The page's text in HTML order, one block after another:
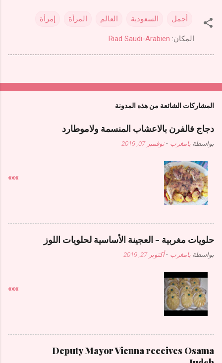
أجمل السعودية العالم المرأة إمرأة
المكان: Riad Saudi-Arabien
المشاركات الشائعة من هذه المدونة
دجاج فالفرن بالاعشاب المنسمة ولاموطارد
بواسطة يامغرب -نوفمبر 07, 2019
»»»
حلويات مغربية - العجينة الأساسية لحلويات اللوز
بواسطة يامغرب -أكتوبر 27, 2019
»»»
Deputy Mayor Vienna receives Osama